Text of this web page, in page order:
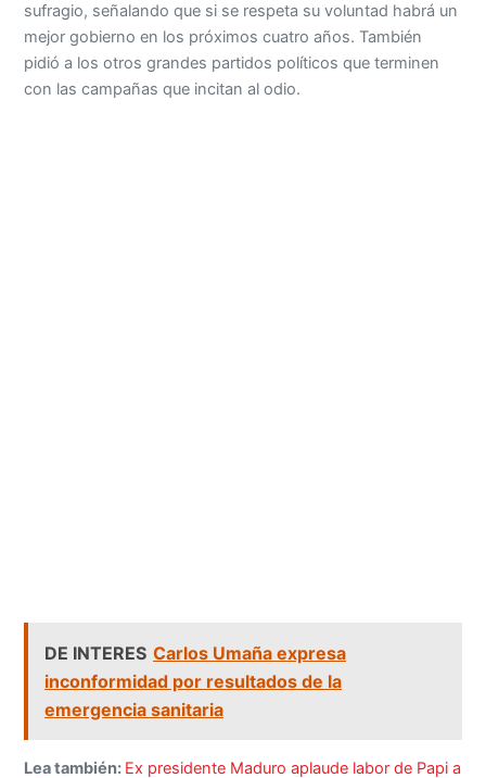
sufragio, señalando que si se respeta su voluntad habrá un
mejor gobierno en los próximos cuatro años. También
pidió a los otros grandes partidos políticos que terminen
con las campañas que incitan al odio.
DE INTERES Carlos Umaña expresa
inconformidad por resultados de la
emergencia sanitaria
Lea también: Ex presidente Maduro aplaude labor de Papi a